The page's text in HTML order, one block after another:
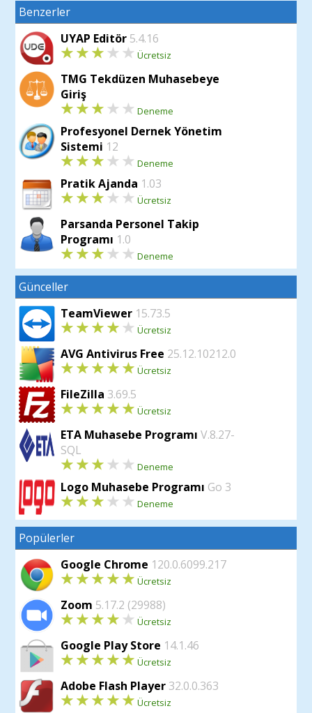
Benzerler
UYAP Editör 5.4.16
Ücretsiz
TMG Tekdüzen Muhasebeye
Giriş
Deneme
Profesyonel Dernek Yönetim
Sistemi 12
Deneme
Pratik Ajanda 1.03
Ücretsiz
Parsanda Personel Takip
Programı 1.0
Deneme
Günceller
TeamViewer 15.73.5
Ücretsiz
AVG Antivirus Free 25.12.10212.0
Ücretsiz
FileZilla 3.69.5
Ücretsiz
ETA Muhasebe ProgramıV.8.27-
SQL
Deneme
Logo Muhasebe Programı Go 3
Deneme
Popülerler
Google Chrome 120.0.6099.217
Ücretsiz
Zoom 5.17.2 (29988)
Ücretsiz
Google Play Store 14.1.46
Ücretsiz
Adobe Flash Player 32.0.0.363
Ücretsiz